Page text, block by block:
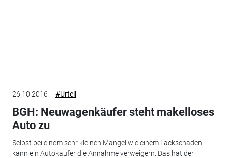
26.10.2016 #Urteil
BGH: Neuwagenkäufer steht makelloses
Auto zu
Selbst bei einem sehr kleinen Mangel wie einem Lackschaden
kann ein Autokäufer die Annahme verweigern. Das hat der